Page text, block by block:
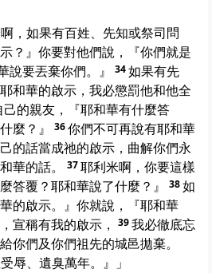
，如果有百姓、先知或祭司問
？』你要對他們說，『你們就是
說要丟棄你們。』 34如果有先
和華的啟示，我必懲罰他和他全
的親友，『耶和華有什麼答
麼？』
36你們不可再說有耶和華
的話當成祂的啟示，曲解你們永
華的話。
37耶利米啊，你要這樣
答覆？耶和華說了什麼？』
38如
的啟示。』你就說，『耶和華
宣稱有我的啟示，
39我必徹底忘
你們及你們祖先的城邑拋棄。
辱、遺臭萬年。』」